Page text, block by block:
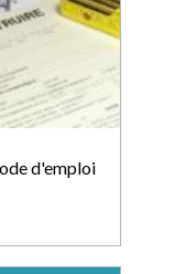
d'emploi